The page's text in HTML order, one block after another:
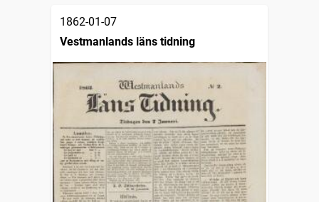
1862-01-07
Vestmanlands läns tidning